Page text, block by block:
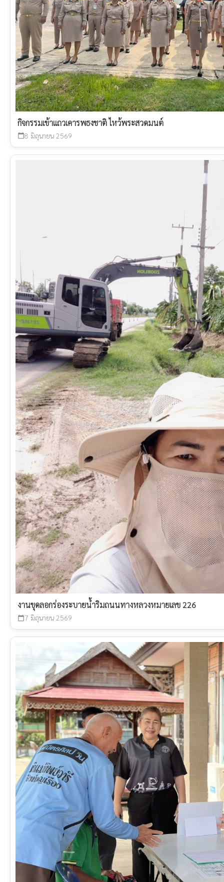
กิจกรรมเข้าแถวเคารพธงชาติ ไหว้พระสวดมนต์
calendar_today8 มิถุนายน 2569
งานขุดลอกร่องระบายน้ำริมถนนทางหลวงหมายเลข 226
calendar_today7 มิถุนายน 2569